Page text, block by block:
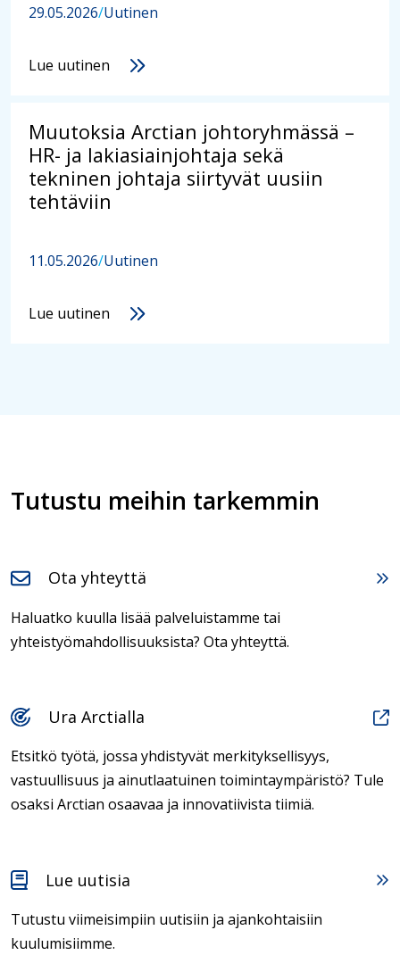
29.05.2026/Uutinen
Lue uutinen
Muutoksia Arctian johtoryhmässä –
HR- ja lakiasiainjohtaja sekä
tekninen johtaja siirtyvät uusiin
tehtäviin
11.05.2026/Uutinen
Lue uutinen
Tutustu meihin tarkemmin
Ota yhteyttä
Haluatko kuulla lisää palveluistamme tai
yhteistyömahdollisuuksista? Ota yhteyttä.
Ura Arctialla
Etsitkö työtä, jossa yhdistyvät merkityksellisyys,
vastuullisuus ja ainutlaatuinen toimintaympäristö? Tule
osaksi Arctian osaavaa ja innovatiivista tiimiä.
Lue uutisia
Tutustu viimeisimpiin uutisiin ja ajankohtaisiin
kuulumisiimme.